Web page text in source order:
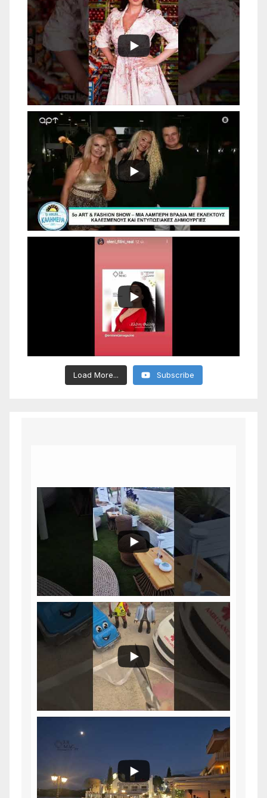
Load More... Subscribe